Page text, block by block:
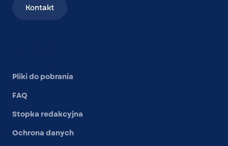
Kontakt
Pliki do pobrania
FAQ
Stopka redakcyjna
Ochrona danych